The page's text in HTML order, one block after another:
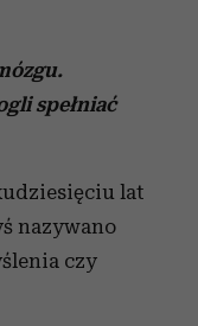
spełniać
lat
nazywano
czy